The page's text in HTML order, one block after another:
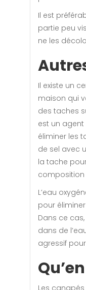
Il est
partie peu
ne les
Il existe un
maison qui
des taches
est un
éliminer les
de sel avec
la tache
composition
L’eau
pour
Dans ce
dans de
agressif